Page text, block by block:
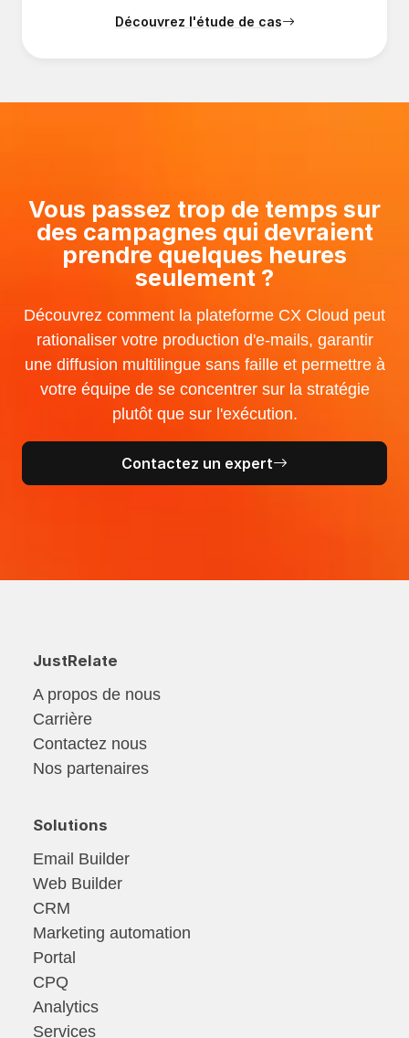
Découvrez l'étude de cas
Vous passez trop de temps sur
des campagnes qui devraient
prendre quelques heures
seulement ?
Découvrez comment la plateforme CX Cloud peut
rationaliser votre production d'e-mails, garantir
une diffusion multilingue sans faille et permettre à
votre équipe de se concentrer sur la stratégie
plutôt que sur l'exécution.
Contactez un expert
JustRelate
A propos de nous
Carrière
Contactez nous
Nos partenaires
Solutions
Email Builder
Web Builder
CRM
Marketing automation
Portal
CPQ
Analytics
Services